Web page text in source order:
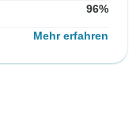
96%
Mehr erfahren